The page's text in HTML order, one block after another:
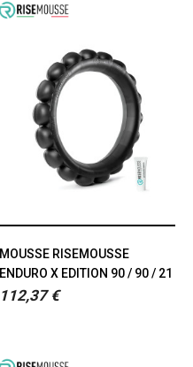
MOUSSE RISEMOUSSE
ENDURO X EDITION 90 / 90 / 21
112,37 €